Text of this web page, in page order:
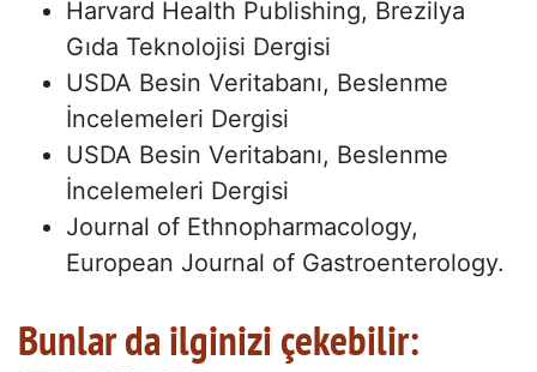
Harvard Health Publishing, Brezilya
Gıda Teknolojisi Dergisi
USDA Besin Veritabanı, Beslenme
İncelemeleri Dergisi
USDA Besin Veritabanı, Beslenme
İncelemeleri Dergisi
Journal of Ethnopharmacology,
European Journal of Gastroenterology.
Bunlar da ilginizi çekebilir: